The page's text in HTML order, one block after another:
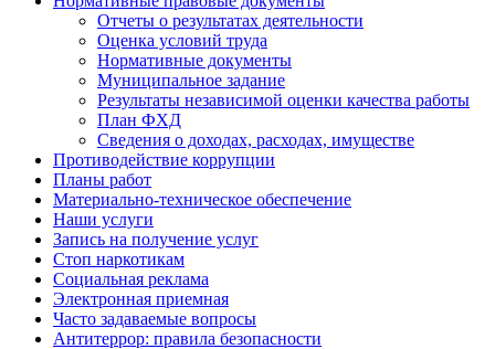
Отчеты о результатах деятельности
Оценка условий труда
Нормативные документы
Муниципальное задание
Результаты независимой оценки качества работы
План ФХД
Сведения о доходах, расходах, имуществе
Противодействие коррупции
Планы работ
Материально-техническое обеспечение
Наши услуги
Запись на получение услуг
Стоп наркотикам
Социальная реклама
Электронная приемная
Часто задаваемые вопросы
Антитеррор: правила безопасности